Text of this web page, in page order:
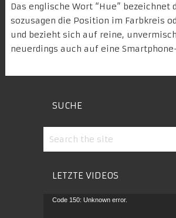
Das englische Wort “Hue” bezeichnet
sozusagen die Position im Farbkreis
und bezieht sich auf reine,
neuerdings auch auf eine
SUCHE
LETZTE VIDEOS
Video-
Code 150: Unknown error.